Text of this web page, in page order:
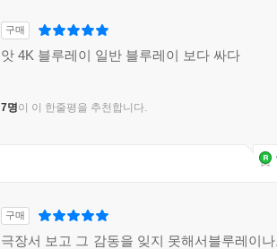
구매
앗 4K 블루레이 일반 블루레이 보다 싸다
7명이 이 한줄평을 추천합니다.
구매
극장서 보고 그 감동을 잊지 못해서블루레이